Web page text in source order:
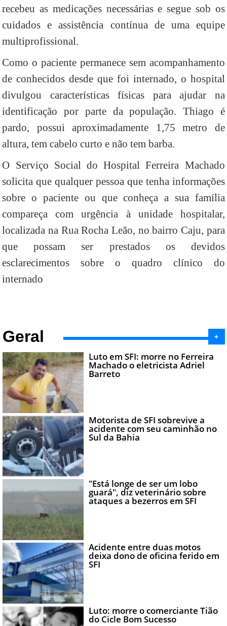
recebeu as medicações necessárias e segue sob os
cuidados e assistência contínua de uma equipe
multiprofissional.
Como o paciente permanece sem acompanhamento
de conhecidos desde que foi internado, o hospital
divulgou características físicas para ajudar na
identificação por parte da população. Thiago é
pardo, possui aproximadamente 1,75 metro de
altura, tem cabelo curto e não tem barba.
O Serviço Social do Hospital Ferreira Machado
solicita que qualquer pessoa que tenha informações
sobre o paciente ou que conheça a sua família
compareça com urgência à unidade hospitalar,
localizada na Rua Rocha Leão, no bairro Caju, para
que possam ser prestados os devidos
esclarecimentos sobre o quadro clínico do
internado
Geral +
Luto em SFI: morre no Ferreira
Machado o eletricista Adriel
Barreto
Motorista de SFI sobrevive a
acidente com seu caminhão no
Sul da Bahia
"Está longe de ser um lobo
guará", diz veterinário sobre
ataques a bezerros em SFI
Acidente entre duas motos
deixa dono de oficina ferido em
SFI
Luto: morre o comerciante Tião
do Cicle Bom Sucesso